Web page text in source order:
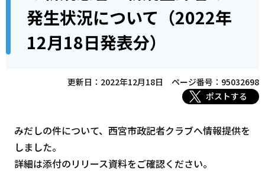
発生状況について（2022年
12月18日発表分）
更新日：2022年12月18日
ページ番号：95032698
ポストする
みだしの件について、西宮市政記者クラブへ情報提供を
しました。
詳細は添付のリリース資料をご確認ください。